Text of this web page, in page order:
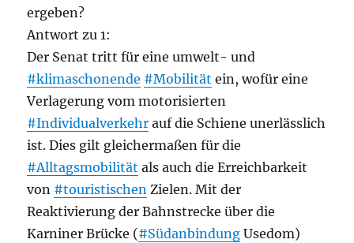
ergeben?
Antwort zu 1:
Der Senat tritt für eine umwelt- und
#klimaschonende #Mobilität ein, wofür eine
Verlagerung vom motorisierten
#Individualverkehr auf die Schiene unerlässlich
ist. Dies gilt gleichermaßen für die
#Alltagsmobilität als auch die Erreichbarkeit
von #touristischen Zielen. Mit der
Reaktivierung der Bahnstrecke über die
Karniner Brücke (#Südanbindung Usedom)